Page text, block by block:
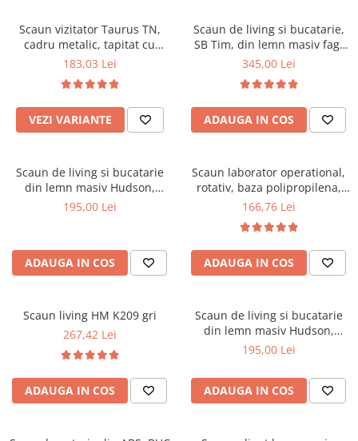
Saltele cu arcuri impachetate
individual
Saltele Memory Pocket
Saltele Memory Foam
Saltele Memory Pocket
Saltele cu plasa arcuri
Saltele cu spuma
Saltele cu spuma poliuretanica
Saltele 140x200
Saltele 180x200
Top saltele
Top saltele 5 cm
Top saltele 10 cm
Top saltele memory 5 cm
Paturi
Seturi de pat si saltea
Masute de toaleta
Mobilier living
Scaune pentru living
Comode living
Set mese plus scaune
Scaune ergonomice
Etajere Birou
Birouri
Scaune pentru birou
Scaune pentru vizitatori
Mobilier bucatarie
Scaune pentru bucatarie
Scaune birou
Scaune profesionale
Scaune resigilate
Scaune conferinta
Scaune terasa si outdoor
Scaun vizitator Taurus TN,
cadru metalic, tapitat cu
stofa, stivuibil, 120 kg, negru
183,03 Lei
VEZI VARIANTE
Scaun de living si bucatarie,
SB Tim, din lemn masiv fag,
tapiterie stofa, lacuit, 120 kg,
345,00 Lei
ADAUGA IN COS
Scaun de living si bucatarie
din lemn masiv Hudson,
tapiterie stofa,100 kg,
195,00 Lei
ADAUGA IN COS
Scaun laborator operational,
rotativ, baza polipropilena,
piele ecologica, inaltime
166,76 Lei
ADAUGA IN COS
Scaun living HM K209 gri
267,42 Lei
ADAUGA IN COS
Scaun de living si bucatarie
din lemn masiv Hudson,
tapiterie stofa,100 kg,
195,00 Lei
ADAUGA IN COS